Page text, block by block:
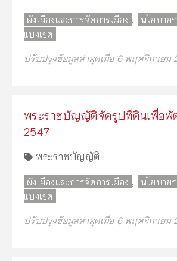
ผังเมืองและการจัดการเมือง
นโยบาย
แบ่งเขต
ปรับปรุงข้อมูลล่าสุดเมื่อ 6 พฤศจิกายน
พระราชบัญญัติจัดรูปที่ดินเพื่อพั
2547
พระราชบัญญัติ
ผังเมืองและการจัดการเมือง
นโยบาย
แบ่งเขต
ปรับปรุงข้อมูลล่าสุดเมื่อ 6 พฤศจิกายน